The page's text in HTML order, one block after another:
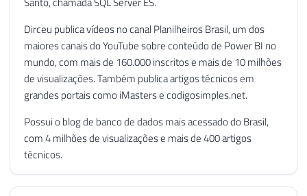
Dirceu publica vídeos no canal Planilheiros Brasil, um dos
maiores canais do YouTube sobre conteúdo de Power BI no
mundo, com mais de 160.000 inscritos e mais de 10 milhões
de visualizações. Também publica artigos técnicos em
grandes portais como iMasters e codigosimples.net.
Possui o blog de banco de dados mais acessado do Brasil,
com 4 milhões de visualizações e mais de 400 artigos
técnicos.